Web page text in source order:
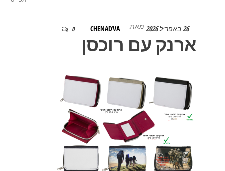
26 באפריל 2026 מאת CHENADVA
0
ארנק עם רוכסן